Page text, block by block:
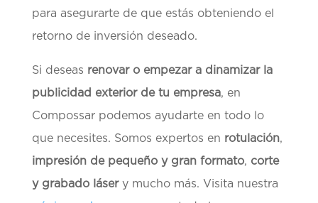
para asegurarte de que estás obteniendo el
retorno de inversión deseado.
Si deseas renovar o empezar a dinamizar la
publicidad exterior de tu empresa, en
Compossar podemos ayudarte en todo lo
que necesites. Somos expertos en rotulación,
impresión de pequeño y gran formato, corte
y grabado láser y mucho más. Visita nuestra